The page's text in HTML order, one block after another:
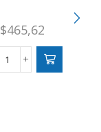
$465,62
BURBUJERO